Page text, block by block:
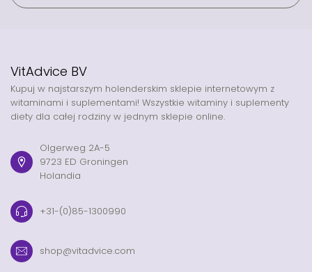
VitAdvice BV
Kupuj w najstarszym holenderskim sklepie internetowym z
witaminami i suplementami! Wszystkie witaminy i suplementy
diety dla całej rodziny w jednym sklepie online.
Olgerweg 2A-5
9723 ED Groningen
Holandia
+31-(0)85-1300990
shop@vitadvice.com